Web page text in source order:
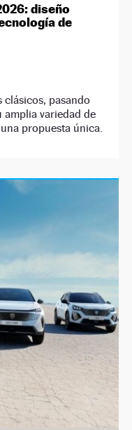
diseño
de
clásicos, pasando
amplia variedad de
propuesta única.